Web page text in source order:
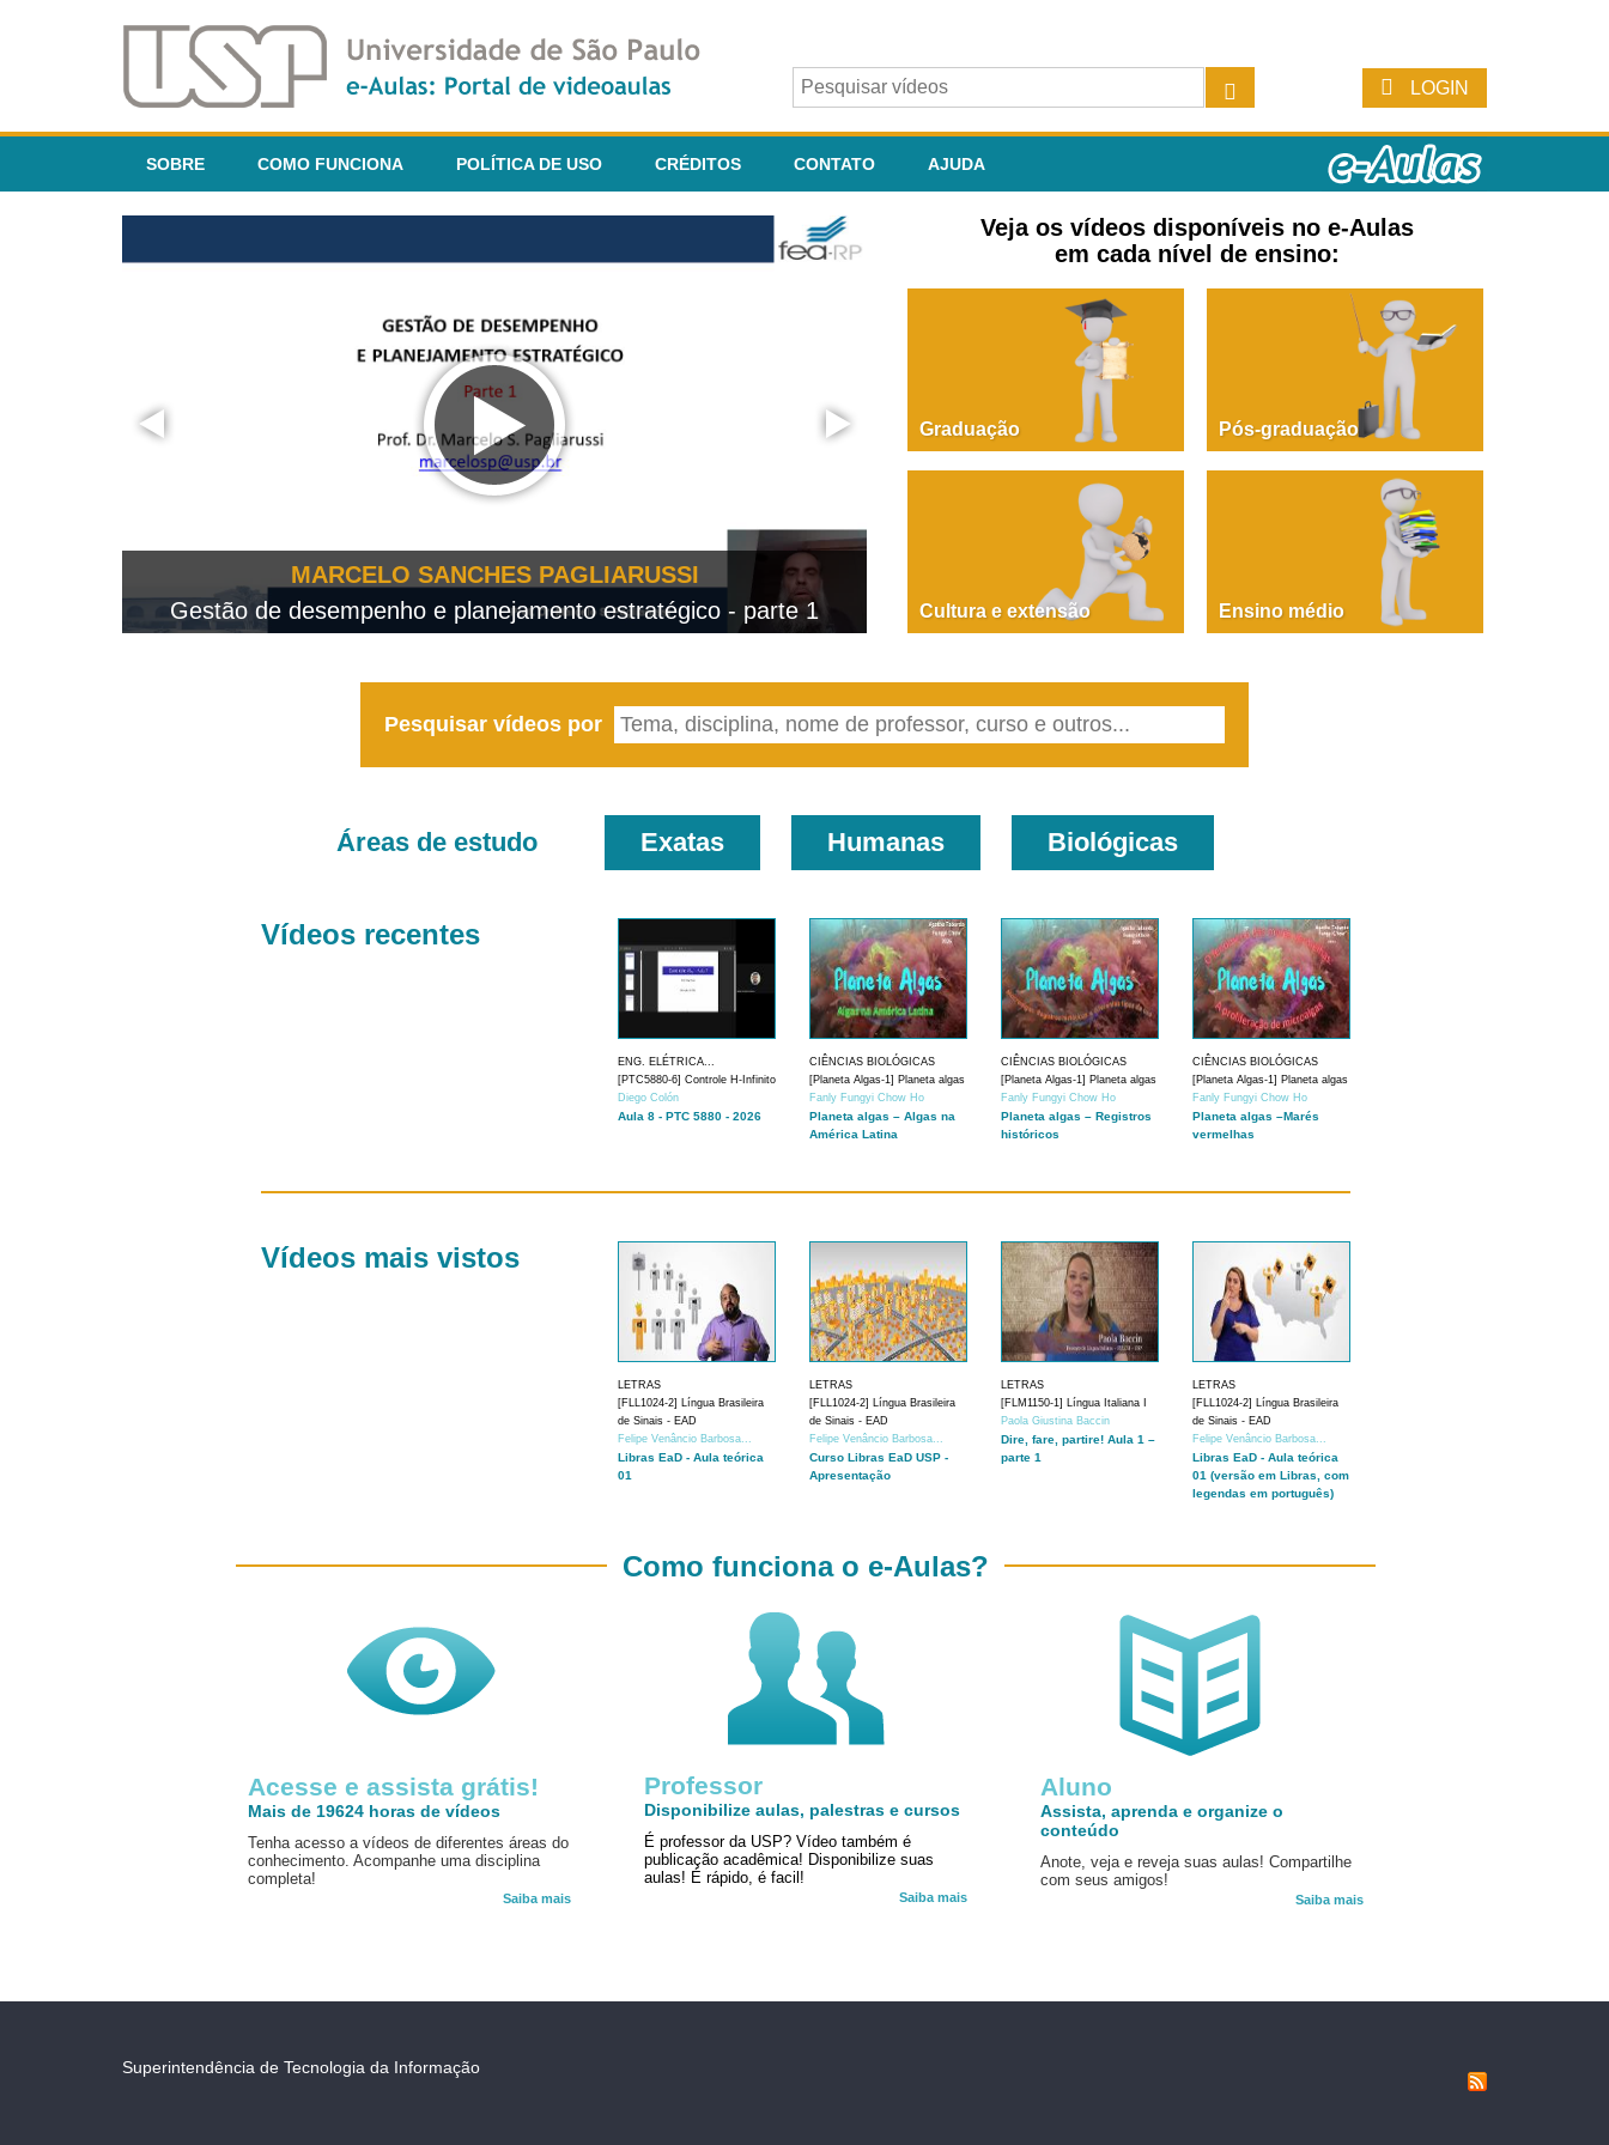
LOGIN
SOBRE COMO FUNCIONA POLÍTICA DE USO CRÉDITOS CONTATO AJUDA
MARCELO SANCHES PAGLIARUSSI
Gestão de desempenho e planejamento estratégico - parte 1
PAOLA GIUSTINA BACCIN
Dire, fare, partire! Aula 1 – parte 1
Veja os vídeos disponíveis no e-Aulas
em cada nível de ensino:
Graduação Pós-graduação
Cultura e extensão Ensino médio
Pesquisar vídeos por
Áreas de estudo Exatas Humanas Biológicas
Vídeos recentes
ENG. ELÉTRICA...
[PTC5880-6] Controle H-Infinito
Diego Colón
Aula 8 - PTC 5880 - 2026
CIÊNCIAS BIOLÓGICAS
[Planeta Algas-1] Planeta algas
Fanly Fungyi Chow Ho
Planeta algas – Algas na
América Latina
CIÊNCIAS BIOLÓGICAS
[Planeta Algas-1] Planeta algas
Fanly Fungyi Chow Ho
Planeta algas – Registros
históricos
CIÊNCIAS BIOLÓGICAS
[Planeta Algas-1] Planeta algas
Fanly Fungyi Chow Ho
Planeta algas –Marés
vermelhas
Vídeos mais vistos
LETRAS
[FLL1024-2] Língua Brasileira
de Sinais - EAD
Felipe Venâncio Barbosa...
Libras EaD - Aula teórica
01
LETRAS
[FLL1024-2] Língua Brasileira
de Sinais - EAD
Felipe Venâncio Barbosa...
Curso Libras EaD USP -
Apresentação
LETRAS
[FLM1150-1] Língua Italiana I
Paola Giustina Baccin
Dire, fare, partire! Aula 1 –
parte 1
LETRAS
[FLL1024-2] Língua Brasileira
de Sinais - EAD
Felipe Venâncio Barbosa...
Libras EaD - Aula teórica
01 (versão em Libras, com
legendas em português)
Acesse e assista grátis!
Mais de 19624 horas de vídeos
Tenha acesso a vídeos de diferentes áreas do
conhecimento. Acompanhe uma disciplina
completa!
Saiba mais
Aluno
Assista, aprenda e organize o
conteúdo
Anote, veja e reveja suas aulas! Compartilhe
com seus amigos!
Saiba mais
Como funciona o e-Aulas?
Professor
Disponibilize aulas, palestras e cursos
É professor da USP? Vídeo também é
publicação acadêmica! Disponibilize suas
aulas! É rápido, é facil!
Saiba mais
Superintendência de Tecnologia da Informação